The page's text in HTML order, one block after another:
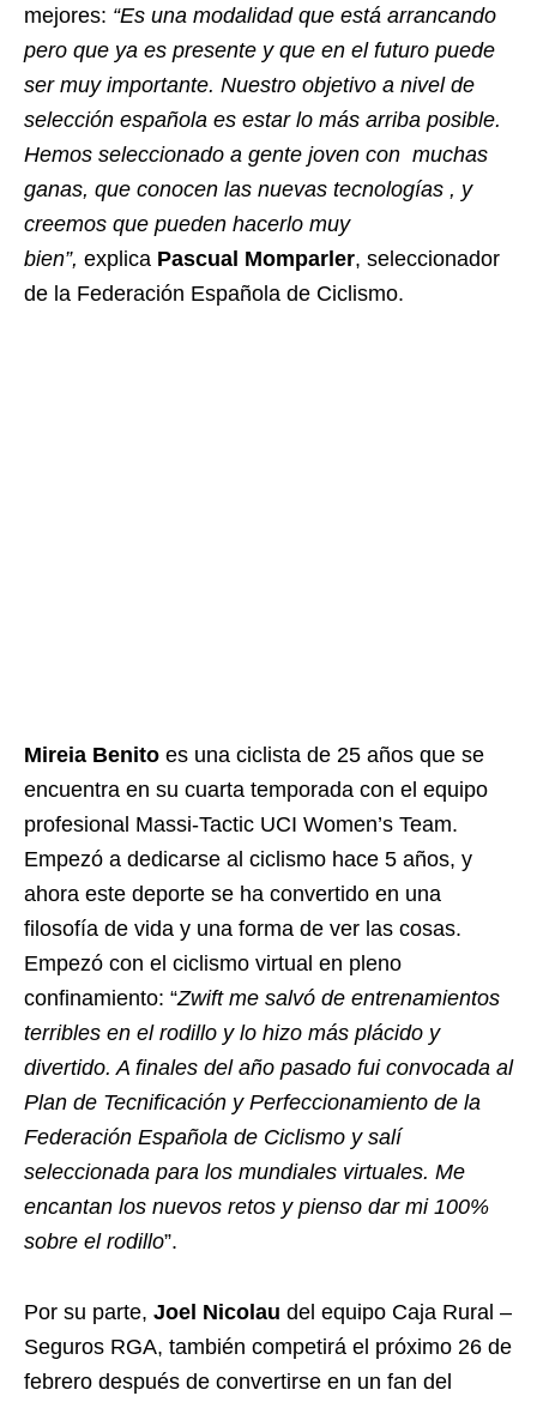
mejores: “Es una modalidad que está arrancando
pero que ya es presente y que en el futuro puede
ser muy importante. Nuestro objetivo a nivel de
selección española es estar lo más arriba posible.
Hemos seleccionado a gente joven con muchas
ganas, que conocen las nuevas tecnologías , y
creemos que pueden hacerlo muy
bien”, explica Pascual Momparler, seleccionador
de la Federación Española de Ciclismo.
Mireia Benito es una ciclista de 25 años que se
encuentra en su cuarta temporada con el equipo
profesional Massi-Tactic UCI Women’s Team.
Empezó a dedicarse al ciclismo hace 5 años, y
ahora este deporte se ha convertido en una
filosofía de vida y una forma de ver las cosas.
Empezó con el ciclismo virtual en pleno
confinamiento: “Zwift me salvó de entrenamientos
terribles en el rodillo y lo hizo más plácido y
divertido. A finales del año pasado fui convocada al
Plan de Tecnificación y Perfeccionamiento de la
Federación Española de Ciclismo y salí
seleccionada para los mundiales virtuales. Me
encantan los nuevos retos y pienso dar mi 100%
sobre el rodillo”.
Por su parte, Joel Nicolau del equipo Caja Rural –
Seguros RGA, también competirá el próximo 26 de
febrero después de convertirse en un fan del